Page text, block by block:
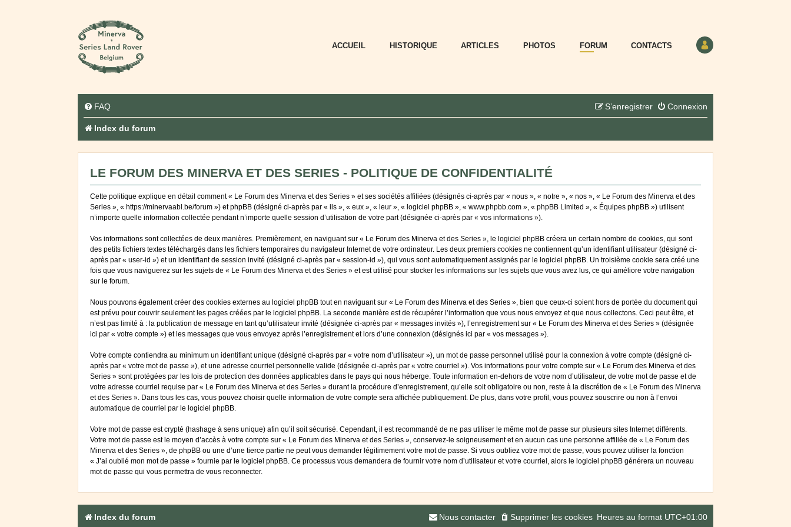
ACCUEIL HISTORIQUE ARTICLES PHOTOS FORUM CONTACTS
FAQ Connexion
S’enregistrer
Index du forum
LE FORUM DES MINERVA ET DES SERIES - POLITIQUE DE CONFIDENTIALITÉ
Cette politique explique en détail comment « Le Forum des Minerva et des Series » et ses sociétés affiliées (désignés ci-après par « nous », « notre », « nos », « Le Forum des Minerva et des
Series », « https://minervaabl.be/forum ») et phpBB (désigné ci-après par « ils », « eux », « leur », « logiciel phpBB », « www.phpbb.com », « phpBB Limited », « Équipes phpBB ») utilisent
n’importe quelle information collectée pendant n’importe quelle session d’utilisation de votre part (désignée ci-après par « vos informations »).
Vos informations sont collectées de deux manières. Premièrement, en naviguant sur « Le Forum des Minerva et des Series », le logiciel phpBB créera un certain nombre de cookies, qui sont
des petits fichiers textes téléchargés dans les fichiers temporaires du navigateur Internet de votre ordinateur. Les deux premiers cookies ne contiennent qu’un identifiant utilisateur (désigné ci-
après par « user-id ») et un identifiant de session invité (désigné ci-après par « session-id »), qui vous sont automatiquement assignés par le logiciel phpBB. Un troisième cookie sera créé une
fois que vous naviguerez sur les sujets de « Le Forum des Minerva et des Series » et est utilisé pour stocker les informations sur les sujets que vous avez lus, ce qui améliore votre navigation
sur le forum.
Nous pouvons également créer des cookies externes au logiciel phpBB tout en naviguant sur « Le Forum des Minerva et des Series », bien que ceux-ci soient hors de portée du document qui
est prévu pour couvrir seulement les pages créées par le logiciel phpBB. La seconde manière est de récupérer l’information que vous nous envoyez et que nous collectons. Ceci peut être, et
n’est pas limité à : la publication de message en tant qu’utilisateur invité (désignée ci-après par « messages invités »), l’enregistrement sur « Le Forum des Minerva et des Series » (désignée
ici par « votre compte ») et les messages que vous envoyez après l’enregistrement et lors d’une connexion (désignés ici par « vos messages »).
Votre compte contiendra au minimum un identifiant unique (désigné ci-après par « votre nom d’utilisateur »), un mot de passe personnel utilisé pour la connexion à votre compte (désigné ci-
après par « votre mot de passe »), et une adresse courriel personnelle valide (désignée ci-après par « votre courriel »). Vos informations pour votre compte sur « Le Forum des Minerva et des
Series » sont protégées par les lois de protection des données applicables dans le pays qui nous héberge. Toute information en-dehors de votre nom d’utilisateur, de votre mot de passe et de
votre adresse courriel requise par « Le Forum des Minerva et des Series » durant la procédure d’enregistrement, qu’elle soit obligatoire ou non, reste à la discrétion de « Le Forum des Minerva
et des Series ». Dans tous les cas, vous pouvez choisir quelle information de votre compte sera affichée publiquement. De plus, dans votre profil, vous pouvez souscrire ou non à l’envoi
automatique de courriel par le logiciel phpBB.
Votre mot de passe est crypté (hashage à sens unique) afin qu’il soit sécurisé. Cependant, il est recommandé de ne pas utiliser le même mot de passe sur plusieurs sites Internet différents.
Votre mot de passe est le moyen d’accès à votre compte sur « Le Forum des Minerva et des Series », conservez-le soigneusement et en aucun cas une personne affiliée de « Le Forum des
Minerva et des Series », de phpBB ou une d’une tierce partie ne peut vous demander légitimement votre mot de passe. Si vous oubliez votre mot de passe, vous pouvez utiliser la fonction
« J’ai oublié mon mot de passe » fournie par le logiciel phpBB. Ce processus vous demandera de fournir votre nom d’utilisateur et votre courriel, alors le logiciel phpBB générera un nouveau
mot de passe qui vous permettra de vous reconnecter.
Index du forum Heures au format UTC+01:00
Supprimer les cookies
Nous contacter